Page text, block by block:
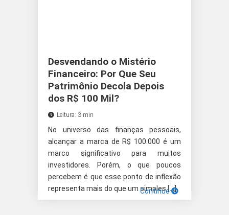
Desvendando o Mistério
Financeiro: Por Que Seu
Patrimônio Decola Depois
dos R$ 100 Mil?
Leitura: 3 min
No universo das finanças pessoais,
alcançar a marca de R$ 100.000 é um
marco significativo para muitos
investidores. Porém, o que poucos
percebem é que esse ponto de inflexão
representa mais do que um simples […]
Continue